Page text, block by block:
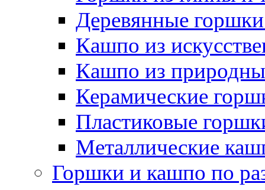
Деревянные
Кашпо из
Кашпо из
Керамические
Пластиковые
Металлические
Горшки и кашпо по